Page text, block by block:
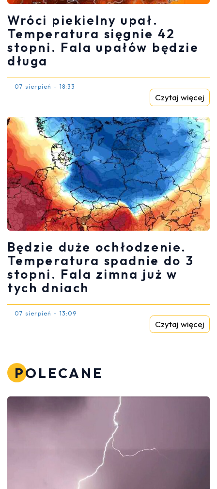
Wróci piekielny upał.
Temperatura sięgnie 42
stopni. Fala upałów będzie
długa
07 sierpień - 18:33
Czytaj więcej
Będzie duże ochłodzenie.
Temperatura spadnie do 3
stopni. Fala zimna już w
tych dniach
07 sierpień - 13:09
Czytaj więcej
POLECANE